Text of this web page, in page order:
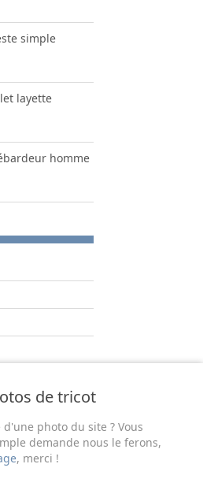
simple
layette
homme
de tricot
photo du site ? Vous
demande nous le ferons,
, merci !